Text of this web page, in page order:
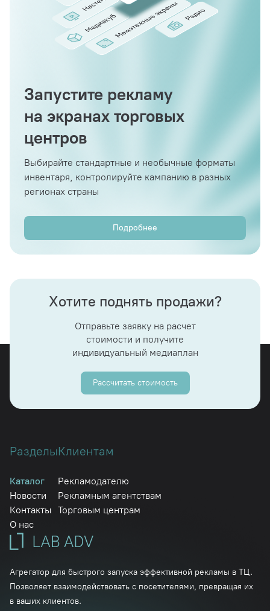
Запустите рекламу
на экранах торговых
центров
Выбирайте стандартные и необычные форматы
инвентаря, контролируйте кампанию в разных
регионах страны
Подробнее
Хотите поднять продажи?
Отправьте заявку на расчет
стоимости и получите
индивидуальный медиаплан
Рассчитать стоимость
Агрегатор для быстрого запуска эффективной рекламы в ТЦ.
Позволяет взаимодействовать с посетителями, превращая их
в ваших клиентов.
Разделы
Каталог
Новости
Контакты
О нас
Клиентам
Рекламодателю
Рекламным агентствам
Торговым центрам